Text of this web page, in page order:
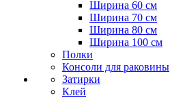
Ширина 60 см
Ширина 70 см
Ширина 80 см
Ширина 100 см
Полки
Консоли для раковины
Затирки
Клей